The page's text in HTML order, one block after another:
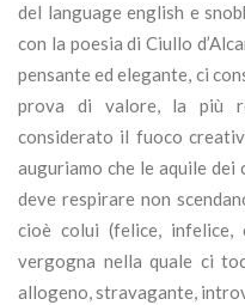
del language english e
con la poesia di Ciullo
pensante ed elegante, ci
prova di valore, la più
considerato il fuoco
auguriamo che le aquile dei
deve respirare non
cioè colui (felice,
vergogna nella quale ci
allogeno, stravagante,